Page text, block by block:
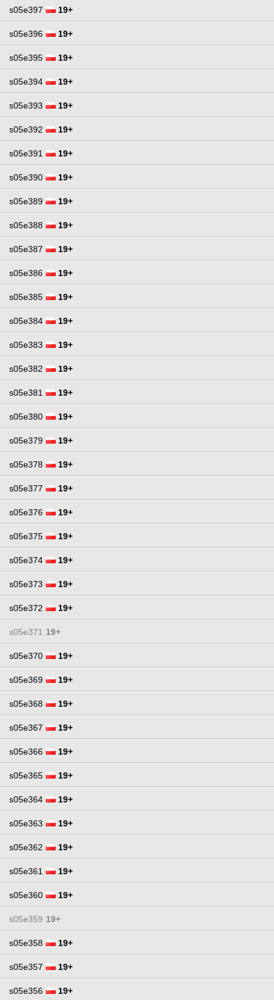
s05e397 19+
s05e396 19+
s05e395 19+
s05e394 19+
s05e393 19+
s05e392 19+
s05e391 19+
s05e390 19+
s05e389 19+
s05e388 19+
s05e387 19+
s05e386 19+
s05e385 19+
s05e384 19+
s05e383 19+
s05e382 19+
s05e381 19+
s05e380 19+
s05e379 19+
s05e378 19+
s05e377 19+
s05e376 19+
s05e375 19+
s05e374 19+
s05e373 19+
s05e372 19+
s05e371 19+
s05e370 19+
s05e369 19+
s05e368 19+
s05e367 19+
s05e366 19+
s05e365 19+
s05e364 19+
s05e363 19+
s05e362 19+
s05e361 19+
s05e360 19+
s05e359 19+
s05e358 19+
s05e357 19+
s05e356 19+